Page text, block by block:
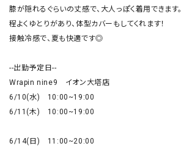
膝が隠れるぐらいの丈感で、大人っぽく着用できます。
程よくゆとりがあり、体型カバーもしてくれます！
接触冷感で、夏も快適です◎
--出勤予定日--
Wrapin nine9　イオン大塔店
6/10(水)　10:00~19:00
6/11(木)　10:00~19:00
6/14(日)　11:00~20:00